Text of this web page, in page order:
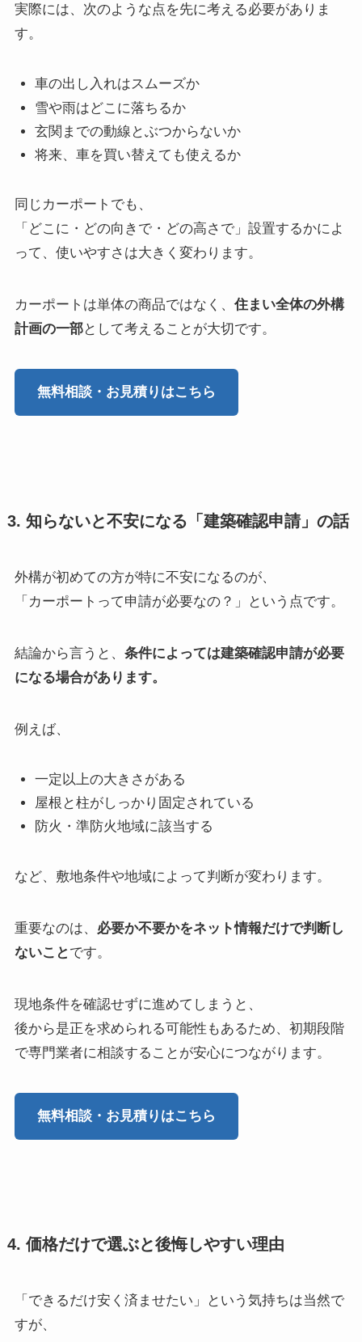
実際には、次のような点を先に考える必要がありま
す。
車の出し入れはスムーズか
雪や雨はどこに落ちるか
玄関までの動線とぶつからないか
将来、車を買い替えても使えるか
同じカーポートでも、
「どこに・どの向きで・どの高さで」設置するかによ
って、使いやすさは大きく変わります。
カーポートは単体の商品ではなく、 住まい全体の外構
計画の一部として考えることが大切です。
無料相談・お見積りはこちら
3. 知らないと不安になる「建築確認申請」の話
外構が初めての方が特に不安になるのが、
「カーポートって申請が必要なの？」という点です。
結論から言うと、 条件によっては建築確認申請が必要
になる場合があります。
例えば、
一定以上の大きさがある
屋根と柱がしっかり固定されている
防火・準防火地域に該当する
など、敷地条件や地域によって判断が変わります。
重要なのは、 必要か不要かをネット情報だけで判断し
ないこと です。
現地条件を確認せずに進めてしまうと、
後から是正を求められる可能性もあるため、初期段階
で専門業者に相談することが安心につながります。
無料相談・お見積りはこちら
4. 価格だけで選ぶと後悔しやすい理由
「できるだけ安く済ませたい」という気持ちは当然で
すが、